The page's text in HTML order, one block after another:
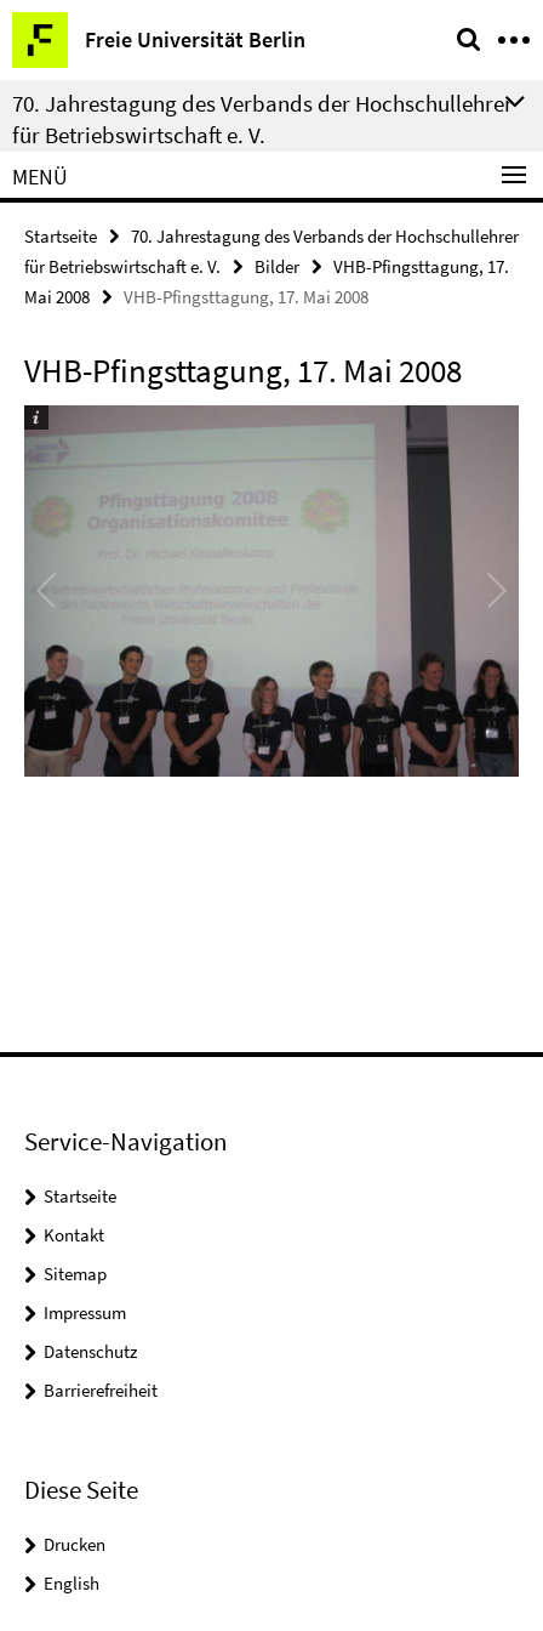
Springe
direkt
zu
Inhalt
Freie Universität Berlin
Service-
Navigation
70. Jahrestagung des Verbands der Hochschullehrer
für Betriebswirtschaft e. V.
MENÜ
Startseite
70. Jahrestagung des Verbands der Hochschullehrer
für Betriebswirtschaft e. V.
Bilder
VHB-Pfingsttagung, 17.
Mai 2008
VHB-Pfingsttagung, 17. Mai 2008
VHB-Pfingsttagung, 17. Mai 2008
Service-Navigation
Startseite
Kontakt
Sitemap
Impressum
Datenschutz
Barrierefreiheit
Diese Seite
Drucken
English